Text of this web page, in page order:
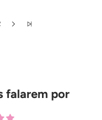
falarem por